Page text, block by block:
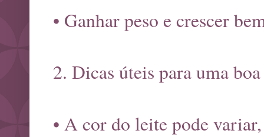
• Ganhar peso e crescer
2. Dicas úteis para uma
• A cor do leite pode